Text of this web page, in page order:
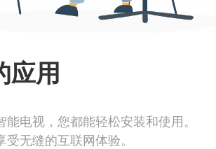
应用
电视，您都能轻松安装和使用。
无缝的互联网体验。